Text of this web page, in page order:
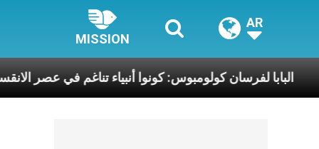
MISSION
AR
البابا لفرسان كولومبوس: كونوا أنبياء